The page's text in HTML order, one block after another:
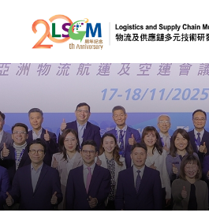
跳到内容（按回车
A A